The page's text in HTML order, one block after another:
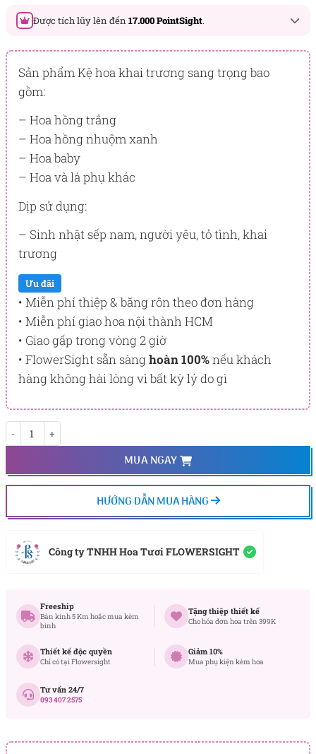
Được tích lũy lên đến 17.000 PointSight.
Đây là số PointSight ước tính bạn sẽ được tích lũy khi mua
sản phẩm hôm nay, tương ứng với quyền lợi hạng
BẠCH KIM
đổi quà tặng ưu đãi tại Flowersight.
hoặc Đăng ký
chính xác nhất dành cho bạn.
Sản phẩm Kệ hoa khai trương sang trọng bao
gồm:
– Hoa hồng trắng
– Hoa hồng nhuộm xanh
– Hoa baby
– Hoa và lá phụ khác
Dịp sử dụng:
– Sinh nhật sếp nam, người yêu, tỏ tình, khai
trương
Ưu đãi
• Miễn phí thiệp & băng rôn theo đơn hàng
• Miễn phí giao hoa nội thành HCM
• Giao gấp trong vòng 2 giờ
• FlowerSight sẵn sànghoàn 100%nếu khách
hàng không hài lòng vì bất kỳ lý do gì
MUA NGAY
HƯỚNG DẪN MUA HÀNG
Công ty TNHH Hoa Tươi FLOWERSIGHT
Freeship
Bán kính 5 Km hoặc mua kèm
bình
Tặng thiệp thiết kế
Cho hóa đơn hoa trên 399K
Thiết kế độc quyền
Chỉ có tại Flowersight
Giảm 10%
Mua phụ kiện kèm hoa
Tư vấn 24/7
093 407 2575